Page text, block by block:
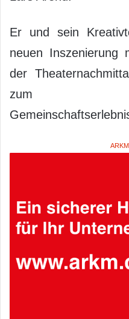
Er und sein
neuen Inszenierung
der
zum